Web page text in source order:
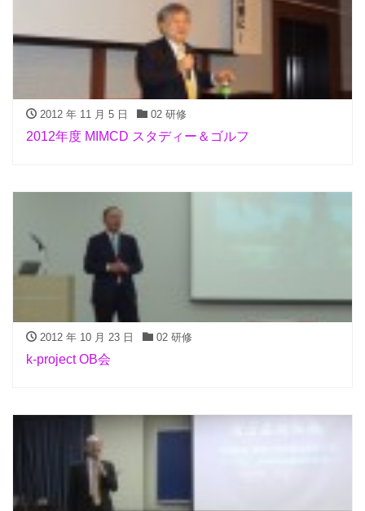
2012 年 11 月 5 日 02 研修
2012年度 MIMCD スタディー＆ゴルフ
2012 年 10 月 23 日 02 研修
k-project OB会